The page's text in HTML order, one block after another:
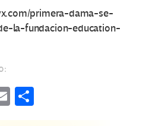
primera-dama-se-
la-fundacion-education-
E